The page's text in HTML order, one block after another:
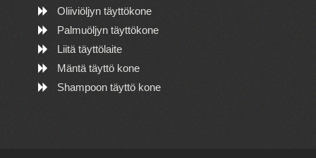
Oliiviöljyn täyttökone
Palmuöljyn täyttökone
Liitä täyttölaite
Mäntä täyttö kone
Shampoon täyttö kone